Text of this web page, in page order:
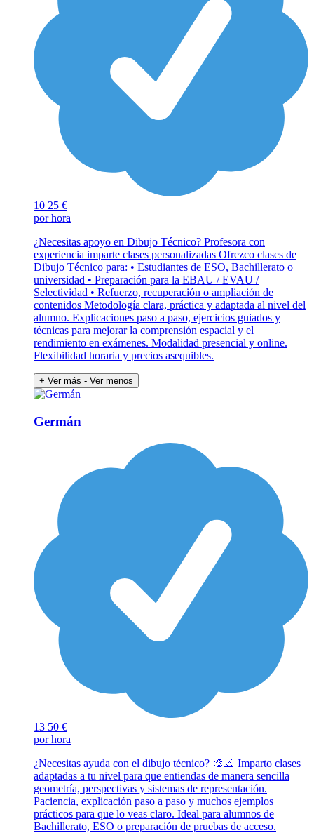
10 25 €
por hora
¿Necesitas apoyo en Dibujo Técnico? Profesora con
experiencia imparte clases personalizadas Ofrezco clases de
Dibujo Técnico para: • Estudiantes de ESO, Bachillerato o
universidad • Preparación para la EBAU / EVAU /
Selectividad • Refuerzo, recuperación o ampliación de
contenidos Metodología clara, práctica y adaptada al nivel del
alumno. Explicaciones paso a paso, ejercicios guiados y
técnicas para mejorar la comprensión espacial y el
rendimiento en exámenes. Modalidad presencial y online.
Flexibilidad horaria y precios asequibles.
+ Ver más - Ver menos
Germán
13 50 €
por hora
¿Necesitas ayuda con el dibujo técnico? 🎨📐 Imparto clases
adaptadas a tu nivel para que entiendas de manera sencilla
geometría, perspectivas y sistemas de representación.
Paciencia, explicación paso a paso y muchos ejemplos
prácticos para que lo veas claro. Ideal para alumnos de
Bachillerato, ESO o preparación de pruebas de acceso.